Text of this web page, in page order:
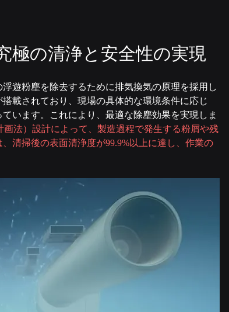
極の清浄と安全性の実現
遊粉塵を除去するために排気換気の原理を採用し
載されており、現場の具体的な環境条件に応じ
います。これにより、最適な除塵効果を実現しま
法）設計によって、製造過程で発生する粉屑や残
清掃後の表面清浄度が99.9%以上に達し、作業の